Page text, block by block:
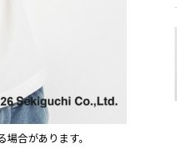
合があります。